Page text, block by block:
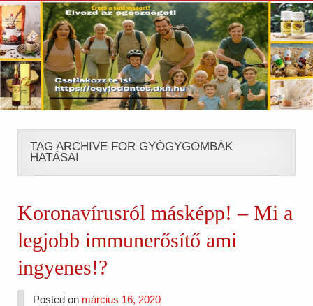
TAG ARCHIVE FOR GYÓGYGOMBÁK
HATÁSAI
Koronavírusról másképp! – Mi a
legjobb immunerősítő ami
ingyenes!?
Posted on március 16, 2020